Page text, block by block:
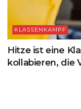
KLASSENKAMPF
Hitze ist eine
kollabieren, die